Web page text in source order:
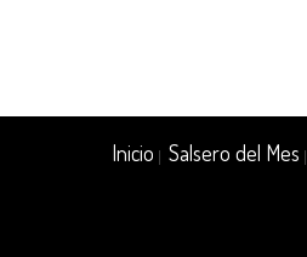
Inicio |Salsero del Mes